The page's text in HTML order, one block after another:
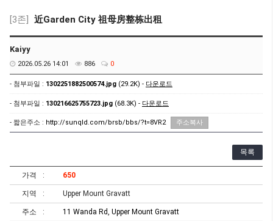
[3존] 近Garden City 祖母房整栋出租
Kaiyy
2026.05.26 14:01 886 0
- 첨부파일 : 1302251882500574.jpg (29.2K) - 다운로드
- 첨부파일 : 130216625755723.jpg (68.3K) - 다운로드
- 짧은주소 : http://sunqld.com/brsb/bbs/?t=8VR2 주소복사
목록
가격 650
지역 Upper Mount Gravatt
주소 11 Wanda Rd, Upper Mount Gravatt